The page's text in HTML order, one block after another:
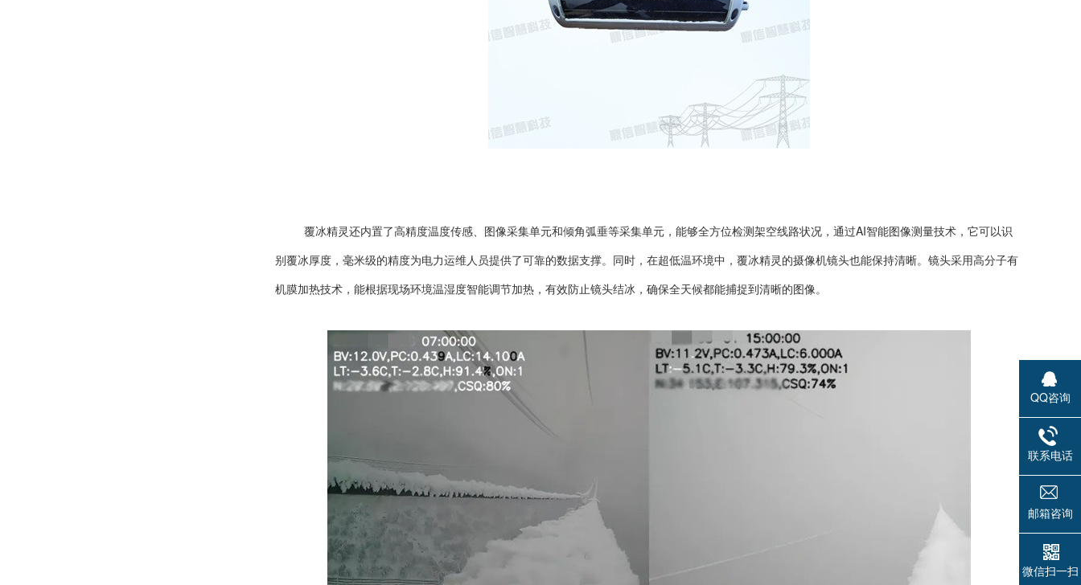
覆冰精灵还内置了高精度温度传感、图像采集单元和倾角弧垂等采集单元，能够全方位检测架空线路状况，通过AI智能图像测量技术，它可以识
别覆冰厚度，毫米级的精度为电力运维人员提供了可靠的数据支撑。同时，在超低温环境中，覆冰精灵的摄像机镜头也能保持清晰。镜头采用高分子有
机膜加热技术，能根据现场环境温湿度智能调节加热，有效防止镜头结冰，确保全天候都能捕捉到清晰的图像。
QQ咨询
联系电话
邮箱咨询
微信扫一扫